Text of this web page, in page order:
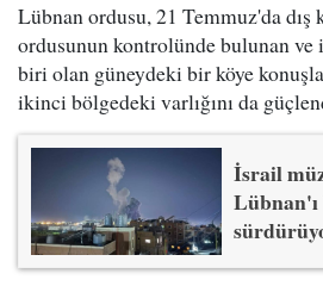
Lübnan ordusu, 21 Temmuz'da
ordusunun kontrolünde bulunan
biri olan güneydeki bir köye
ikinci bölgedeki varlığını da
İsrail
Lübnan'ı